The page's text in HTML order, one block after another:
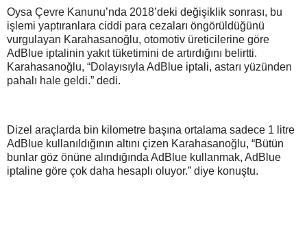
Oysa Çevre Kanunu’nda 2018’deki değişiklik sonrası, bu
işlemi yaptıranlara ciddi para cezaları öngörüldüğünü
vurgulayan Karahasanoğlu, otomotiv üreticilerine göre
AdBlue iptalinin yakıt tüketimini de artırdığını belirtti.
Karahasanoğlu, “Dolayısıyla AdBlue iptali, astarı yüzünden
pahalı hale geldi.” dedi.
Dizel araçlarda bin kilometre başına ortalama sadece 1 litre
AdBlue kullanıldığının altını çizen Karahasanoğlu, “Bütün
bunlar göz önüne alındığında AdBlue kullanmak, AdBlue
iptaline göre çok daha hesaplı oluyor.” diye konuştu.